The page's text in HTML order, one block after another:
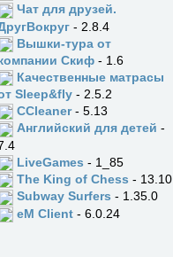
Чат для друзей.
- 2.8.4
Вышки-тура от
Скиф - 1.6
Качественные матрасы
Sleep&fly - 2.5.2
CCleaner- 5.13
Английский для детей -
LiveGames - 1_85
The King of Chess - 13.10
Subway Surfers - 1.35.0
eM Client - 6.0.24